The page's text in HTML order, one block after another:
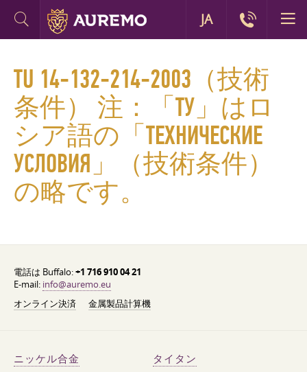
TU 14-132-214-2003（技術
条件） 注：「ТУ」はロ
シア語の「ТЕХНИЧЕСКИЕ
УСЛОВИЯ」（技術条件）
の略です。
電話は Buffalo:+1 716 910 04 21
E-mail: info@auremo.eu
オンライン決済
金属製品計算機
ニッケル合金 タイタン
JA